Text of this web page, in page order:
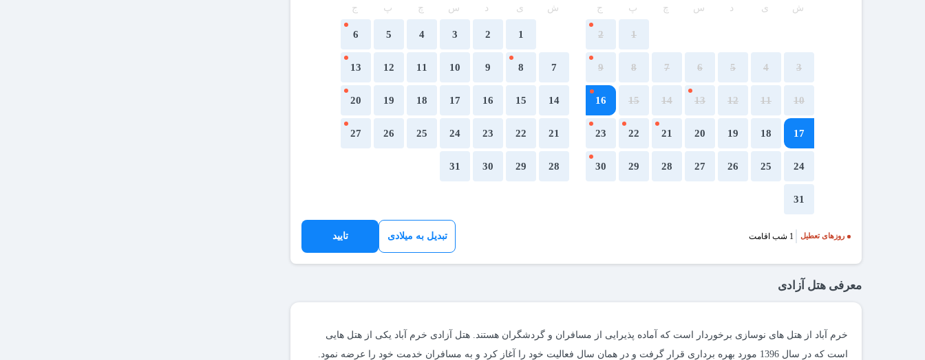
ش ی د س چ پ ج
1
2
3
4
5
6
7
8
9
10
11
12
13
14
15
16
17
18
19
20
21
22
23
24
25
26
27
28
29
30
31
ش ی د س چ پ ج
1
2
3
4
5
6
7
8
9
10
11
12
13
14
15
16
17
18
19
20
21
22
23
24
25
26
27
28
29
30
31
روزهای تعطیل 1 شب اقامت تبدیل به میلادی تایید
معرفی هتل آزادی
خرم آباد از هتل های نوسازی برخوردار است که آماده پذیرایی از مسافران و گردشگران هستند. هتل آزادی خرم آباد یکی از هتل هایی
است که در سال 1396 مورد بهره برداری قرار گرفت و در همان سال فعالیت خود را آغاز کرد و به مسافران خدمت خود را عرضه نمود.